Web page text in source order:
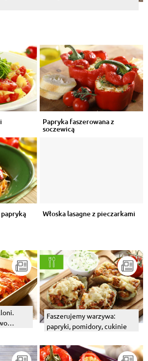
Papryka faszerowana z
soczewicą
Włoska lasagne z pieczarkami
Faszerujemy warzywa:
papryki, pomidory, cukinie